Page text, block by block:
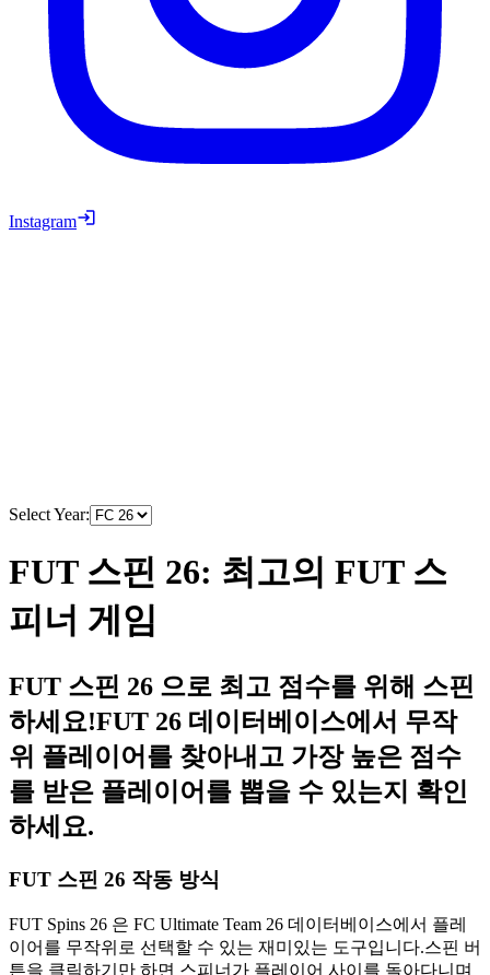
Instagram
Select Year:
FUT 스핀 26: 최고의 FUT 스
피너 게임
FUT 스핀 26 으로 최고 점수를 위해 스핀
하세요!FUT 26 데이터베이스에서 무작
위 플레이어를 찾아내고 가장 높은 점수
를 받은 플레이어를 뽑을 수 있는지 확인
하세요.
FUT 스핀 26 작동 방식
FUT Spins 26 은 FC Ultimate Team 26 데이터베이스에서 플레
이어를 무작위로 선택할 수 있는 재미있는 도구입니다.스핀 버
튼을 클릭하기만 하면 스피너가 플레이어 사이를 돌아다니며